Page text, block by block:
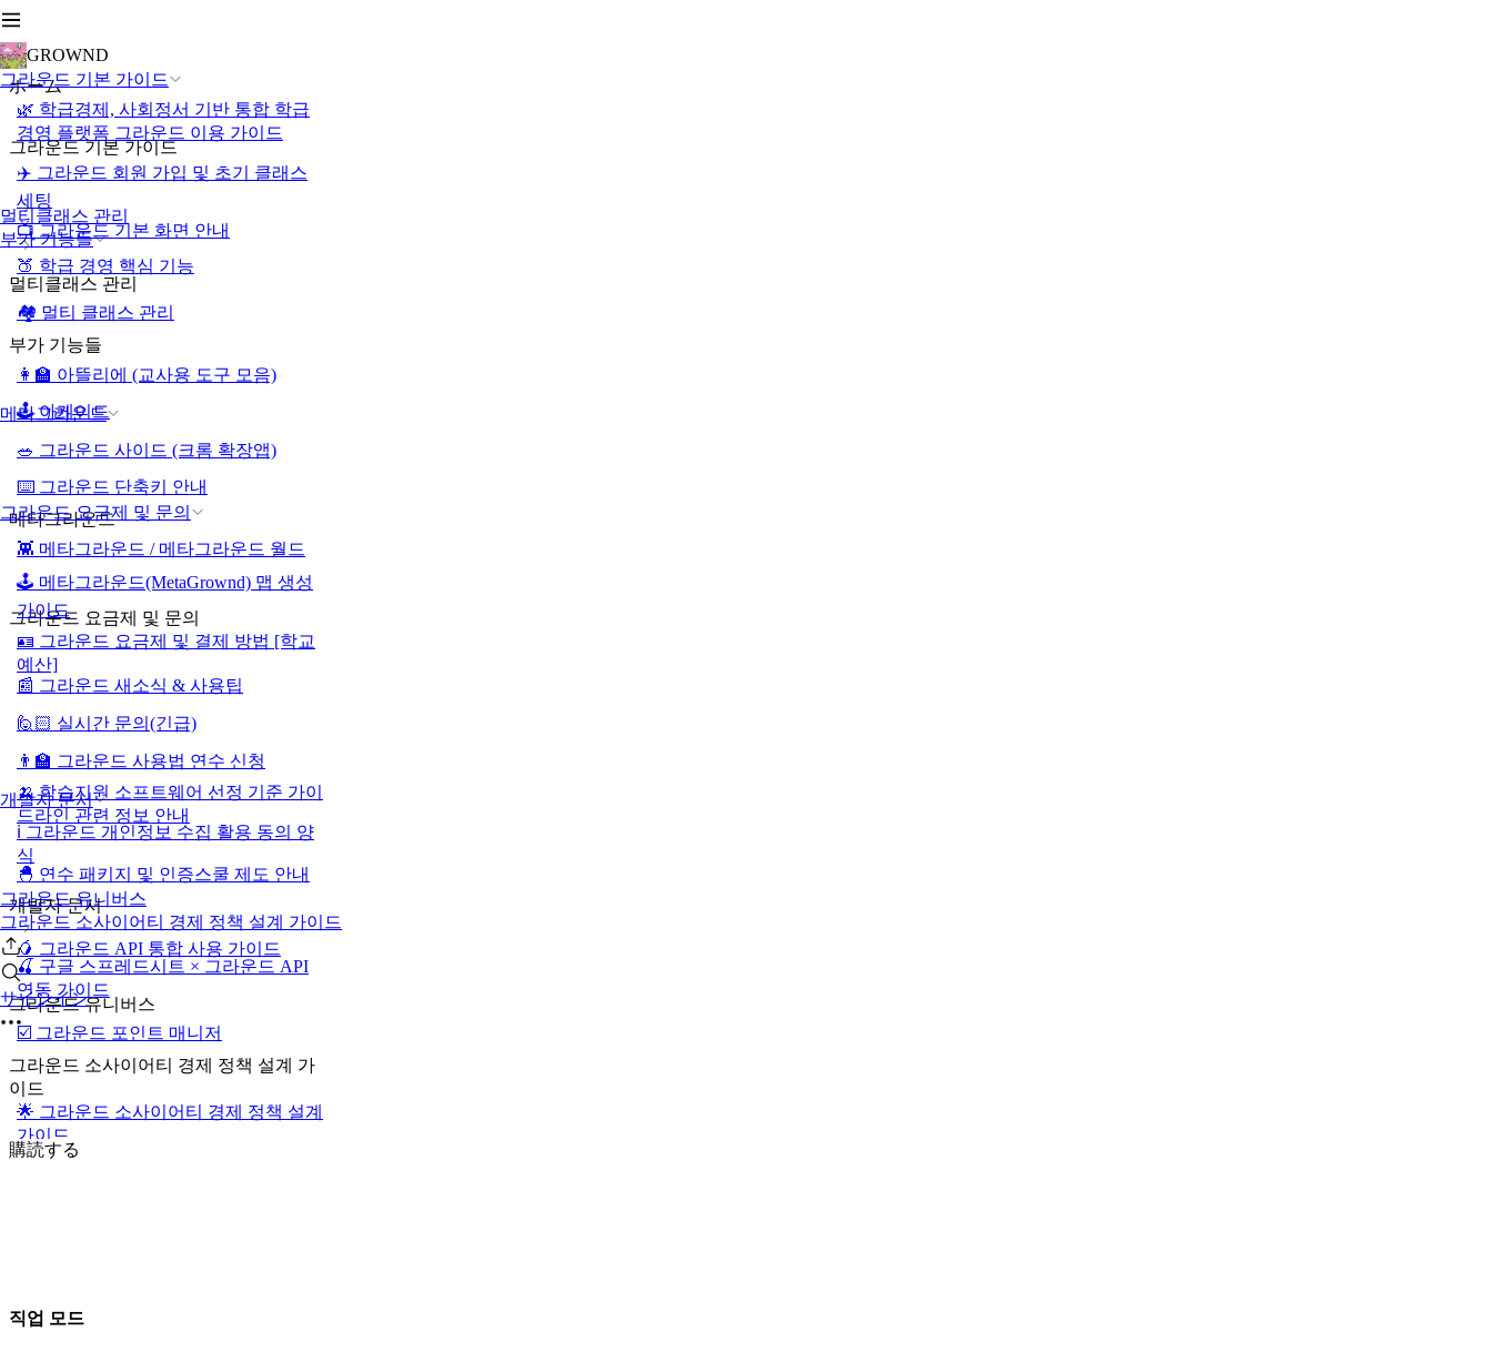
GROWND
그라운드 기본 가이드
멀티클래스 관리
부가 기능들
메타그라운드
그라운드 요금제 및 문의
개발자 문서
그라운드 유니버스
그라운드 소사이어티 경제 정책 설계 가이드
サインイン
ホーム
🌿 학급경제, 사회정서 기반 통합 학급
경영 플랫폼 그라운드 이용 가이드
그라운드 기본 가이드
✈️ 그라운드 회원 가입 및 초기 클래스
세팅
📺 그라운드 기본 화면 안내
🍑 학급 경영 핵심 기능
멀티클래스 관리
🏘️ 멀티 클래스 관리
부가 기능들
👩‍🏫 아뜰리에 (교사용 도구 모음)
🕹️ 아케이드
🥗 그라운드 사이드 (크롬 확장앱)
⌨️ 그라운드 단축키 안내
메타그라운드
👾 메타그라운드 / 메타그라운드 월드
🕹️ 메타그라운드(MetaGrownd) 맵 생성
가이드
그라운드 요금제 및 문의
🪪 그라운드 요금제 및 결제 방법 [학교
예산]
📰 그라운드 새소식 & 사용팁
🙋🏻 실시간 문의(긴급)
👨‍🏫 그라운드 사용법 연수 신청
🍌 학습지원 소프트웨어 선정 기준 가이
드라인 관련 정보 안내
ℹ️ 그라운드 개인정보 수집 활용 동의 양
식
🐣 연수 패키지 및 인증스쿨 제도 안내
개발자 문서
🥭 그라운드 API 통합 사용 가이드
🍒 구글 스프레드시트 × 그라운드 API
연동 가이드
그라운드 유니버스
☑️ 그라운드 포인트 매니저
그라운드 소사이어티 경제 정책 설계 가
이드
🌟 그라운드 소사이어티 경제 정책 설계
가이드
購読する
직업 모드